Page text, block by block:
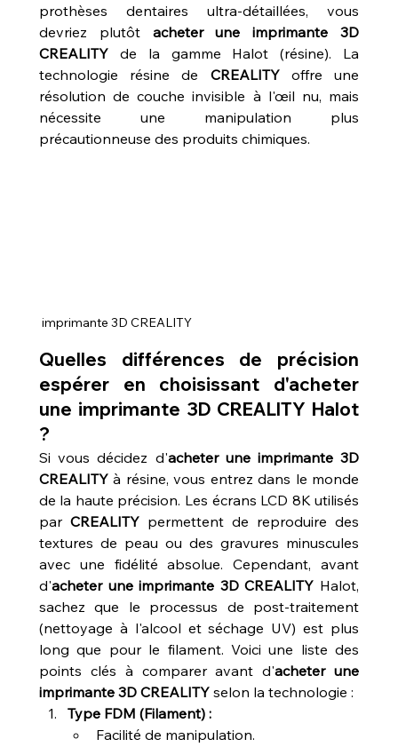
prothèses dentaires ultra-détaillées, vous
devriez plutôt acheter une imprimante 3D
CREALITY de la gamme Halot (résine). La
technologie résine de CREALITY offre une
résolution de couche invisible à l'œil nu, mais
nécessite une manipulation plus
précautionneuse des produits chimiques.
imprimante 3D CREALITY
Quelles différences de précision
espérer en choisissant d'acheter
une imprimante 3D CREALITY Halot
?
Si vous décidez d'acheter une imprimante 3D
CREALITY à résine, vous entrez dans le monde
de la haute précision. Les écrans LCD 8K utilisés
par CREALITY permettent de reproduire des
textures de peau ou des gravures minuscules
avec une fidélité absolue. Cependant, avant
d'acheter une imprimante 3D CREALITY Halot,
sachez que le processus de post-traitement
(nettoyage à l'alcool et séchage UV) est plus
long que pour le filament. Voici une liste des
points clés à comparer avant d'acheter une
imprimante 3D CREALITY selon la technologie :
Type FDM (Filament) :
Facilité de manipulation.